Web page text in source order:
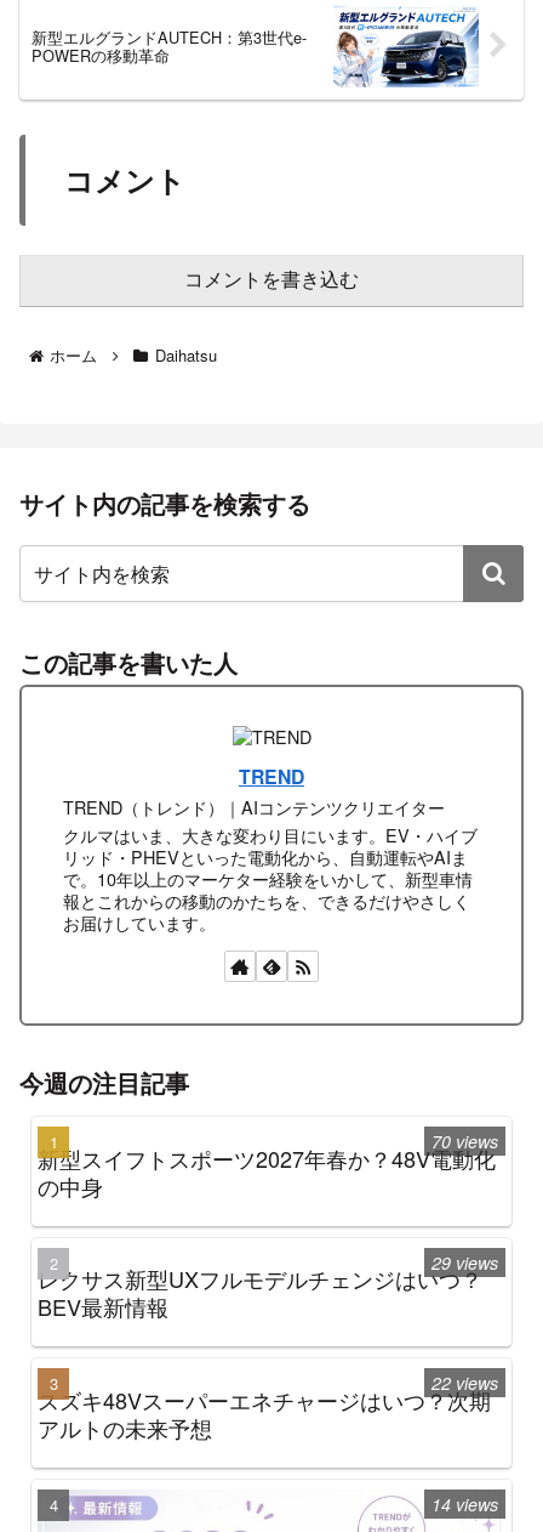
新型エルグランドAUTECH：第3世代e-
POWERの移動革命
コメント
コメントを書き込む
ホーム Daihatsu
サイト内の記事を検索する
この記事を書いた人
TREND
TREND（トレンド）｜AIコンテンツクリエイター
クルマはいま、大きな変わり目にいます。EV・ハイブ
リッド・PHEVといった電動化から、自動運転やAIま
で。10年以上のマーケター経験をいかして、新型車情
報とこれからの移動のかたちを、できるだけやさしく
お届けしています。
今週の注目記事
新型スイフトスポーツ2027年春か？48V電動化
の中身
70 views
レクサス新型UXフルモデルチェンジはいつ？
BEV最新情報
29 views
スズキ48Vスーパーエネチャージはいつ？次期
アルトの未来予想
22 views
14 views